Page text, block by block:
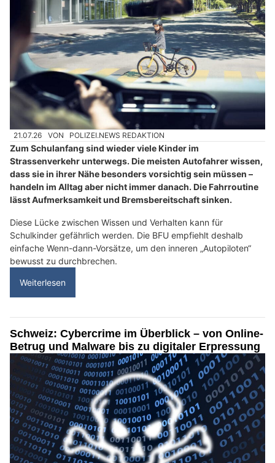
21.07.26 VON POLIZEI.NEWS REDAKTION
Zum Schulanfang sind wieder viele Kinder im
Strassenverkehr unterwegs. Die meisten Autofahrer wissen,
dass sie in ihrer Nähe besonders vorsichtig sein müssen –
handeln im Alltag aber nicht immer danach. Die Fahrroutine
lässt Aufmerksamkeit und Bremsbereitschaft sinken.
Diese Lücke zwischen Wissen und Verhalten kann für
Schulkinder gefährlich werden. Die BFU empfiehlt deshalb
einfache Wenn-dann-Vorsätze, um den inneren „Autopiloten“
bewusst zu durchbrechen.
Weiterlesen
Schweiz: Cybercrime im Überblick – von Online-
Betrug und Malware bis zu digitaler Erpressung